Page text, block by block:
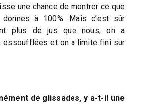
une chance de montrer ce que
à 100%. Mais c’est sûr
plus de jus que nous, on a
essoufflées et on a limite fini sur
de glissades, y a-t-il une